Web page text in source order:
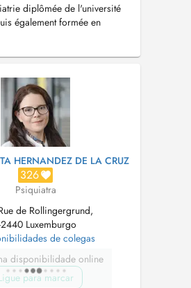
diplômée de l'université
également formée en
brèves depuis 2017 et en
cycle de vie) depuis 2024
nouveaux patients
vous voulez être s...
HERNANDEZ DE LA CRUZ
326
Psiquiatra
de Rollingergrund,
2440 Luxemburgo
de colegas
disponibilidade online
para marcar